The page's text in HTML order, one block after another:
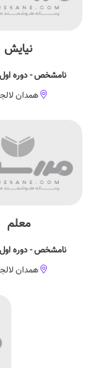
نیایش
نامشخص - دوره
همدان
معلم
نامشخص - دوره
همدان